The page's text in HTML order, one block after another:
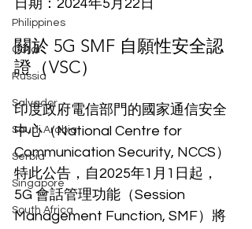
Philippines
Qatar
Russia
Salvador
Saudi Arabia
Serbia
Singapore
South Africa
日期：2024年5月22日
關於 5G SMF 自願性安全認
證（VSC）
印度政府電信部門的國家通信安全
中心（National Centre for
Communication Security, NCCS）
特此公告，自2025年1月1日起，
5G 會話管理功能（Session
Management Function, SMF）將